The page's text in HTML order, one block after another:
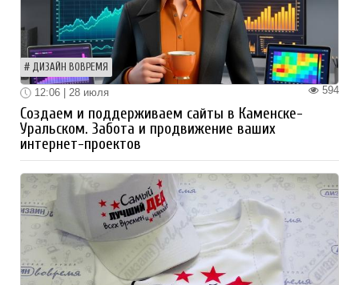
ДИЗАЙН ВОВРЕМЯ
594
12:06 | 28 июля
Создаем и поддерживаем сайты в Каменске-
Уральском. Забота и продвижение ваших
интернет-проектов